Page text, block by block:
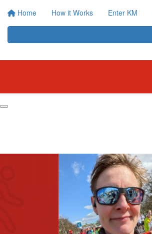
Home How it Works Enter KM